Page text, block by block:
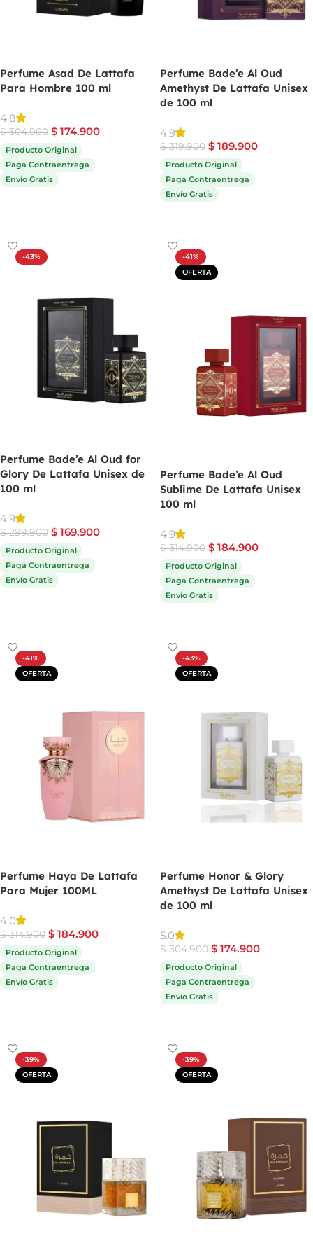
Perfume Asad De Lattafa
Para Hombre 100 ml
4.8
$304.900 $ 174.900
Producto Original
Paga Contraentrega
Envío Gratis
Perfume Bade’e Al Oud
Amethyst De Lattafa Unisex
de 100 ml
4.9
$319.900 $ 189.900
Producto Original
Paga Contraentrega
Envío Gratis
-43%
Perfume Bade’e Al Oud for
Glory De Lattafa Unisex de
100 ml
4.9
$299.900 $ 169.900
Producto Original
Paga Contraentrega
Envío Gratis
-41%
OFERTA
Perfume Bade’e Al Oud
Sublime De Lattafa Unisex
100 ml
4.9
$314.900 $ 184.900
Producto Original
Paga Contraentrega
Envío Gratis
-41%
OFERTA
Perfume Haya De Lattafa
Para Mujer 100ML
4.0
$314.900 $ 184.900
Producto Original
Paga Contraentrega
Envío Gratis
-43%
OFERTA
Perfume Honor & Glory
Amethyst De Lattafa Unisex
de 100 ml
5.0
$304.900 $ 174.900
Producto Original
Paga Contraentrega
Envío Gratis
-39%
OFERTA
-39%
OFERTA